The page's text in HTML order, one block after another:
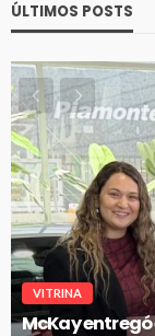
ÚLTIMOS POSTS
VITRINA
McKay